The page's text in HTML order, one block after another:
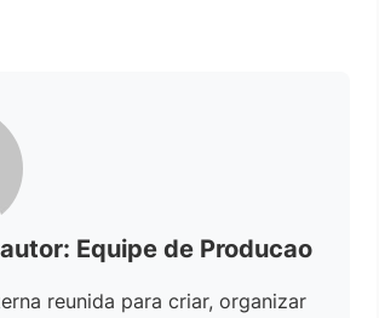
Equipe de Producao
reunida para criar, organizar